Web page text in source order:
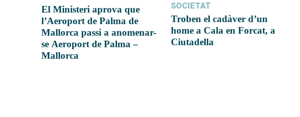
El Ministeri aprova que
l’Aeroport de Palma de
Mallorca passi a anomenar-
se Aeroport de Palma –
Mallorca
SOCIETAT
Troben el cadàver d’un
home a Cala en Forcat, a
Ciutadella